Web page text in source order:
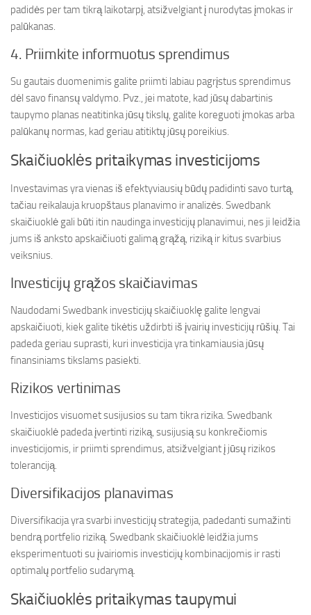
padidės per tam tikrą laikotarpį, atsižvelgiant į nurodytas įmokas ir
palūkanas.
4. Priimkite informuotus sprendimus
Su gautais duomenimis galite priimti labiau pagrįstus sprendimus
dėl savo finansų valdymo. Pvz., jei matote, kad jūsų dabartinis
taupymo planas neatitinka jūsų tikslų, galite koreguoti įmokas arba
palūkanų normas, kad geriau atitiktų jūsų poreikius.
Skaičiuoklės pritaikymas investicijoms
Investavimas yra vienas iš efektyviausių būdų padidinti savo turtą,
tačiau reikalauja kruopštaus planavimo ir analizės. Swedbank
skaičiuoklė gali būti itin naudinga investicijų planavimui, nes ji leidžia
jums iš anksto apskaičiuoti galimą grąžą, riziką ir kitus svarbius
veiksnius.
Investicijų grąžos skaičiavimas
Naudodami Swedbank investicijų skaičiuoklę galite lengvai
apskaičiuoti, kiek galite tikėtis uždirbti iš įvairių investicijų rūšių. Tai
padeda geriau suprasti, kuri investicija yra tinkamiausia jūsų
finansiniams tikslams pasiekti.
Rizikos vertinimas
Investicijos visuomet susijusios su tam tikra rizika. Swedbank
skaičiuoklė padeda įvertinti riziką, susijusią su konkrečiomis
investicijomis, ir priimti sprendimus, atsižvelgiant į jūsų rizikos
toleranciją.
Diversifikacijos planavimas
Diversifikacija yra svarbi investicijų strategija, padedanti sumažinti
bendrą portfelio riziką. Swedbank skaičiuoklė leidžia jums
eksperimentuoti su įvairiomis investicijų kombinacijomis ir rasti
optimalų portfelio sudarymą.
Skaičiuoklės pritaikymas taupymui